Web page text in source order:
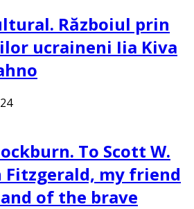
Războiul prin
ucraineni Iia Kiva
To Scott W.
Fitzgerald, my friend
of the brave